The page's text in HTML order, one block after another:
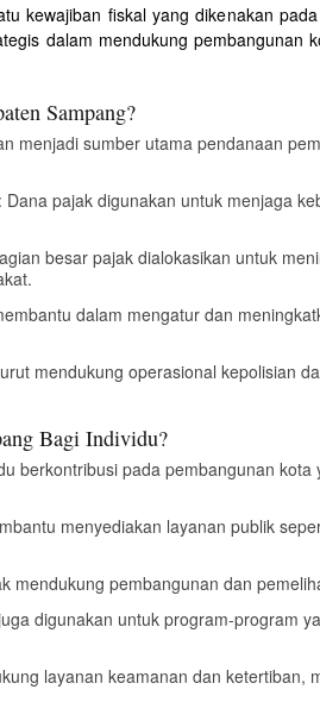
kewajiban fiskal yang dikenakan
dalam mendukung
Sampang?
menjadi sumber utama pendanaan
: Dana pajak digunakan untuk menjaga
besar pajak dialokasikan untuk
dalam mengatur dan
mendukung operasional kepolisian
Bagi Individu?
berkontribusi pada pembangunan
menyediakan layanan publik
mendukung pembangunan dan
digunakan untuk program-program
layanan keamanan dan ketertiban,